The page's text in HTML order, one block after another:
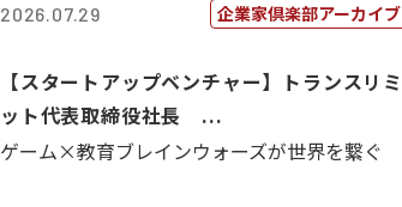
2026.07.29 企業家倶楽部アーカイブ
【スタートアップベンチャー】トランスリミ
ット代表取締役社長 ...
ゲーム×教育ブレインウォーズが世界を繋ぐ